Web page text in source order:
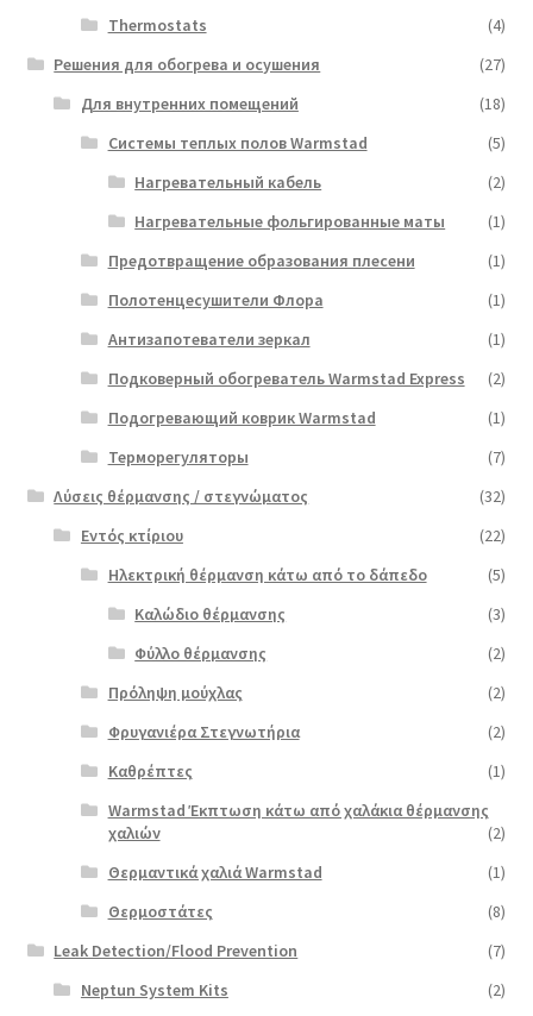
Thermostats
(4)
Решения для обогрева и осушения
(27)
Для внутренних помещений
(18)
Системы теплых полов Warmstad
(5)
Нагревательный кабель
(2)
Нагревательные фольгированные маты
(1)
Предотвращение образования плесени
(1)
Полотенцесушители Флора
(1)
Антизапотеватели зеркал
(1)
Подковерный обогреватель Warmstad Express
(2)
Подогревающий коврик Warmstad
(1)
Терморегуляторы
(7)
Λύσεις θέρμανσης / στεγνώματος
(32)
Εντός κτίριου
(22)
Ηλεκτρική θέρμανση κάτω από το δάπεδο
(5)
Καλώδιο θέρμανσης
(3)
Φύλλο θέρμανσης
(2)
Πρόληψη μούχλας
(2)
Φρυγανιέρα Στεγνωτήρια
(2)
Καθρέπτες
(1)
Warmstad Έκπτωση κάτω από χαλάκια θέρμανσης
χαλιών
(2)
Θερμαντικά χαλιά Warmstad
(1)
Θερμοστάτες
(8)
Leak Detection/Flood Prevention
(7)
Neptun System Kits
(2)